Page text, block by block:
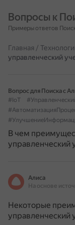
Вопросы к
Примеры ответов
Главная /
управленческий
Вопрос для Поиска с
#IoT
В чем
управленческий
Алиса
Некоторые
управленческий